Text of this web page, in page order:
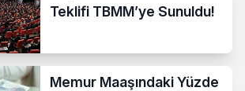
Teklifi TBMM’ye Sunuldu!
Memur Maaşındaki Yüzde